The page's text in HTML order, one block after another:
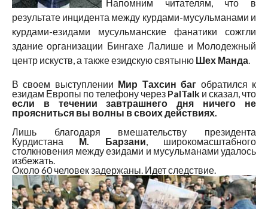
Напомним читателям, что в
результате инцидента между курдами-мусульманами и
курдами-езидами мусульманские фанатики сожгли
здание организации Бингахе Лалише и Молодежный
центр искуств, а также езидскую святынюШех Манда.
В своем выступлении Мир Тахсин баг обратился к
езидам Европы по телефону через PalTalk и сказал, что
если в течении завтрашнего дня ничего не
проясниться вы волны в своих действиях.
Лишь благодаря вмешательству президента
КурдистанаМ. Барзани, широкомасштабного
столкновения между езидами и мусульманами удалось
избежать.
Около 60 человек задержаны. Идет следствие.